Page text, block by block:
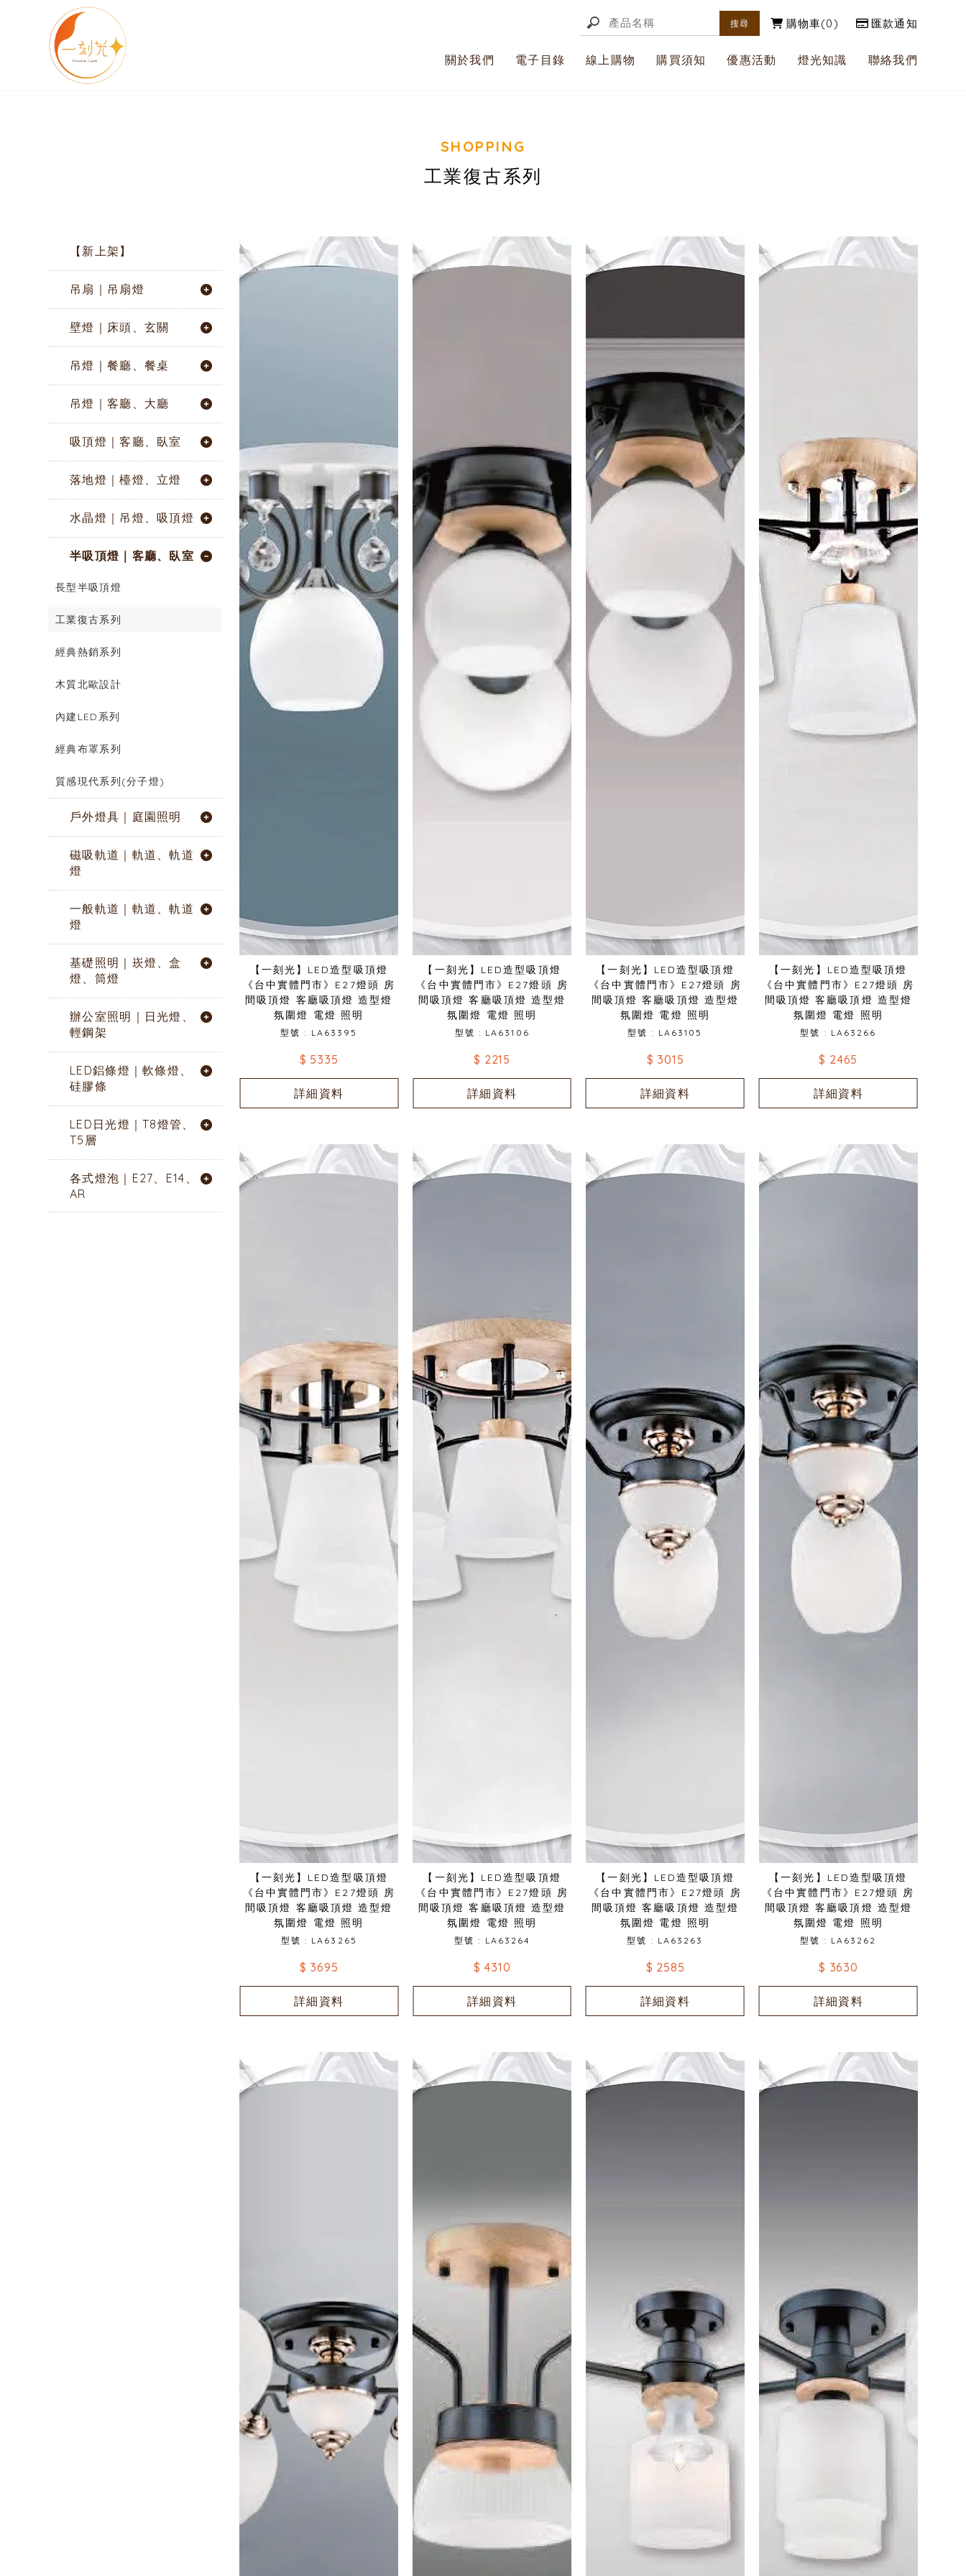
購物車 0 匯款通知
關於我們 電子目錄 線上購物 購買須知 優惠活動 燈光知識 聯絡我們
工業復古系列
【新上架】
吊扇｜吊扇燈
壁燈｜床頭、玄關
吊燈｜餐廳、餐桌
吊燈｜客廳、大廳
吸頂燈｜客廳、臥室
落地燈｜檯燈、立燈
水晶燈｜吊燈、吸頂燈
半吸頂燈｜客廳、臥室
長型半吸頂燈
工業復古系列
經典熱銷系列
木質北歐設計
內建LED系列
經典布罩系列
質感現代系列(分子燈)
戶外燈具｜庭園照明
磁吸軌道｜軌道、軌道
燈
一般軌道｜軌道、軌道
燈
基礎照明｜崁燈、盒
燈、筒燈
辦公室照明｜日光燈、
輕鋼架
LED鋁條燈｜軟條燈、
硅膠條
LED日光燈｜T8燈管、
T5層
各式燈泡｜E27、E14、
AR
【一刻光】LED造型吸頂燈
《台中實體門市》E27燈頭 房
間吸頂燈 客廳吸頂燈 造型燈
氛圍燈 電燈 照明
型號 : LA63395
$ 5335
詳細資料
【一刻光】LED造型吸頂燈
《台中實體門市》E27燈頭 房
間吸頂燈 客廳吸頂燈 造型燈
氛圍燈 電燈 照明
型號 : LA63106
$ 2215
詳細資料
【一刻光】LED造型吸頂燈
《台中實體門市》E27燈頭 房
間吸頂燈 客廳吸頂燈 造型燈
氛圍燈 電燈 照明
型號 : LA63105
$ 3015
詳細資料
【一刻光】LED造型吸頂燈
《台中實體門市》E27燈頭 房
間吸頂燈 客廳吸頂燈 造型燈
氛圍燈 電燈 照明
型號 : LA63266
$ 2465
詳細資料
【一刻光】LED造型吸頂燈
《台中實體門市》E27燈頭 房
間吸頂燈 客廳吸頂燈 造型燈
氛圍燈 電燈 照明
型號 : LA63265
$ 3695
詳細資料
【一刻光】LED造型吸頂燈
《台中實體門市》E27燈頭 房
間吸頂燈 客廳吸頂燈 造型燈
氛圍燈 電燈 照明
型號 : LA63264
$ 4310
詳細資料
【一刻光】LED造型吸頂燈
《台中實體門市》E27燈頭 房
間吸頂燈 客廳吸頂燈 造型燈
氛圍燈 電燈 照明
型號 : LA63263
$ 2585
詳細資料
【一刻光】LED造型吸頂燈
《台中實體門市》E27燈頭 房
間吸頂燈 客廳吸頂燈 造型燈
氛圍燈 電燈 照明
型號 : LA63262
$ 3630
詳細資料